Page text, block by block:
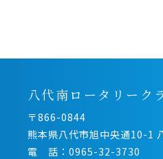
八代南ロータリーク
〒866-0844
熊本県八代市旭中央通10-1
電 話：0965-32-3730